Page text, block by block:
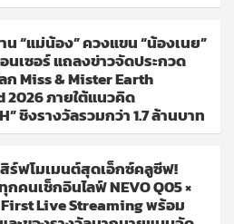
น “แม่น้อง” ควงแขน “น้องเนย”
เซอร์ แถลงข่าวจัดประกวด
ก Miss & Mister Earth
2026 ภายใต้แนวคิด
ชิงรางวัลรวมกว่า 1.7 ล้านบาท
สิร์ฟโมเมนต์สุดเอ็กซ์คลูซีฟ!
คนเช็กอินไลฟ์ NEVO Q05 ×
Live Streaming พร้อม